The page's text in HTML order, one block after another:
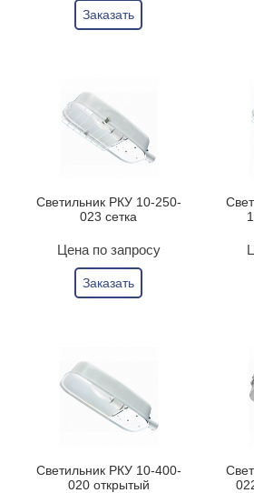
Заказать
Светильник РКУ 10-250-
023 сетка
Цена по запросу
Заказать
Светильник РКУ 10-400-
020 открытый